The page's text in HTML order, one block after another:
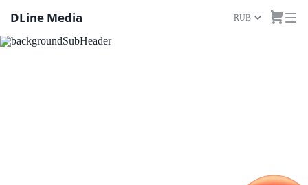
DLine Media RUB